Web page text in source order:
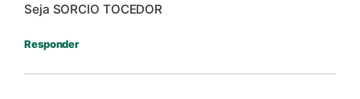
Seja SORCIO TOCEDOR
Responder